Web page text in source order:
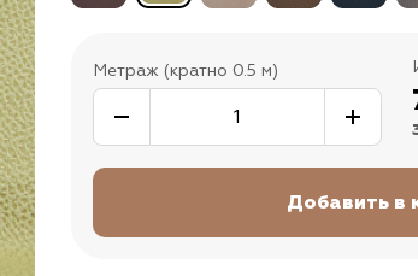
Метраж (кратно 0.5 м)